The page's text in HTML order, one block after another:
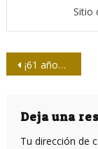
Sitio
entradas
¡61 años de Radio Rebelde!
Deja una
Tu dirección de